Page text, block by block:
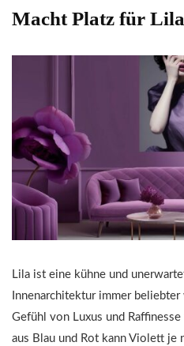
Macht Platz für Lila
Lila ist eine kühne und
Innenarchitektur immer
Gefühl von Luxus und
aus Blau und Rot kann Violett je